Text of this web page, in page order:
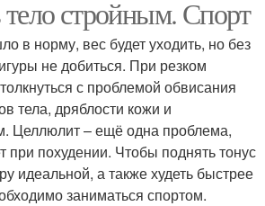
тело стройным. Спорт
в норму, вес будет уходить, но без
не добиться. При резком
с проблемой обвисания
тела, дряблости кожи и
Целлюлит – ещё одна проблема,
при похудении. Чтобы поднять тонус
идеальной, а также худеть быстрее
заниматься спортом.